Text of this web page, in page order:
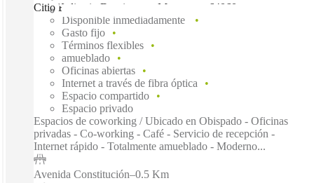
Citio Belisario Dominguez, Monterrey, 64060
Disponible inmediadamente
Gasto fijo
Términos flexibles
amueblado
Oficinas abiertas
Internet a través de fibra óptica
Espacio compartido
Espacio privado
Espacios de coworking / Ubicado en Obispado - Oficinas
privadas - Co-working - Café - Servicio de recepción -
Internet rápido - Totalmente amueblado - Moderno...
Avenida Constitución–0.5 Km